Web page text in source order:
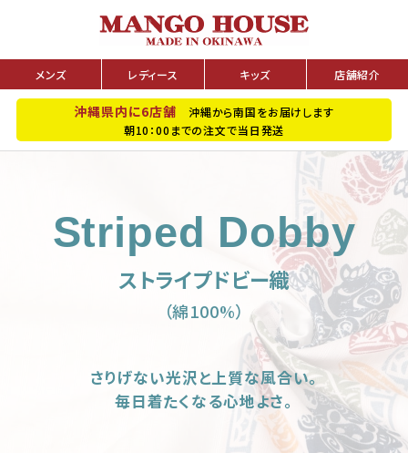
メンズ レディース キッズ 店舗紹介
沖縄県内に6店舗 沖縄から南国をお届けします
朝10：00までの注文で当日発送
Striped Dobby
ストライプドビー織
（綿100%）
さりげない光沢と上質な風合い。
毎日着たくなる心地よさ。